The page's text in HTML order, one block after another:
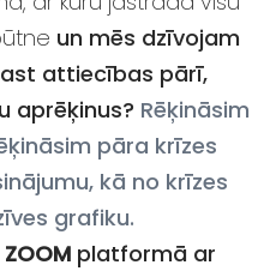
un mēs dzīvojam
attiecības pārī,
aprēķinus? Rēķināsim
pāra krīzes
kā no krīzes
grafiku.
platformā ar